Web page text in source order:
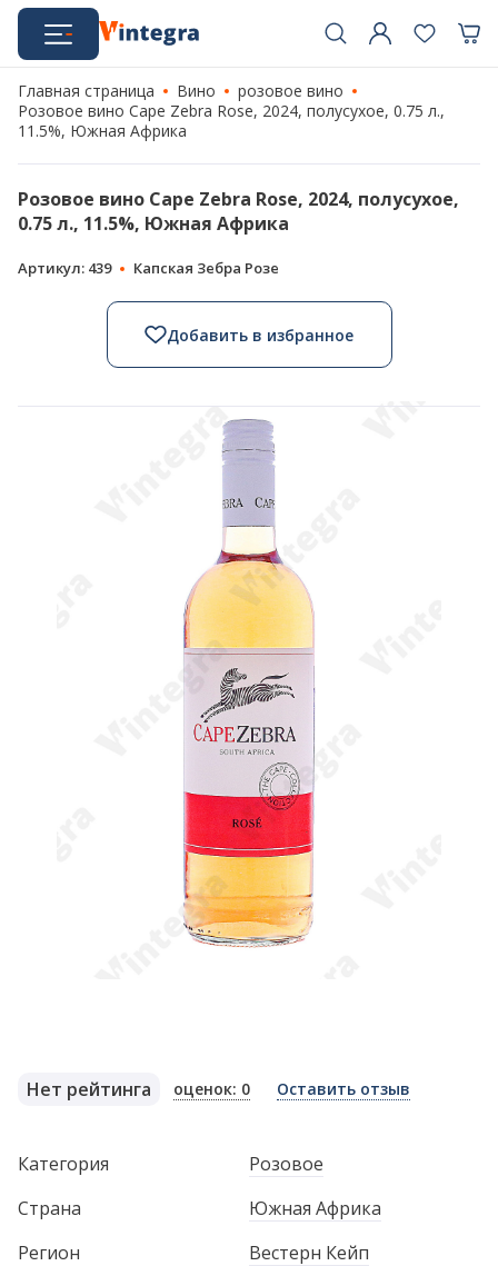
Главная страница Вино
розовое вино
Розовое вино Cape Zebra Rose, 2024, полусухое, 0.75 л.,
11.5%, Южная Африка
Розовое вино Cape Zebra Rose, 2024, полусухое,
0.75 л., 11.5%, Южная Африка
Артикул: 439 Капская Зебра Розе
Добавить в избранное
Нет рейтинга оценок: 0 Оставить отзыв
Категория
Розовое
Страна
Южная Африка
Регион
Вестерн Кейп